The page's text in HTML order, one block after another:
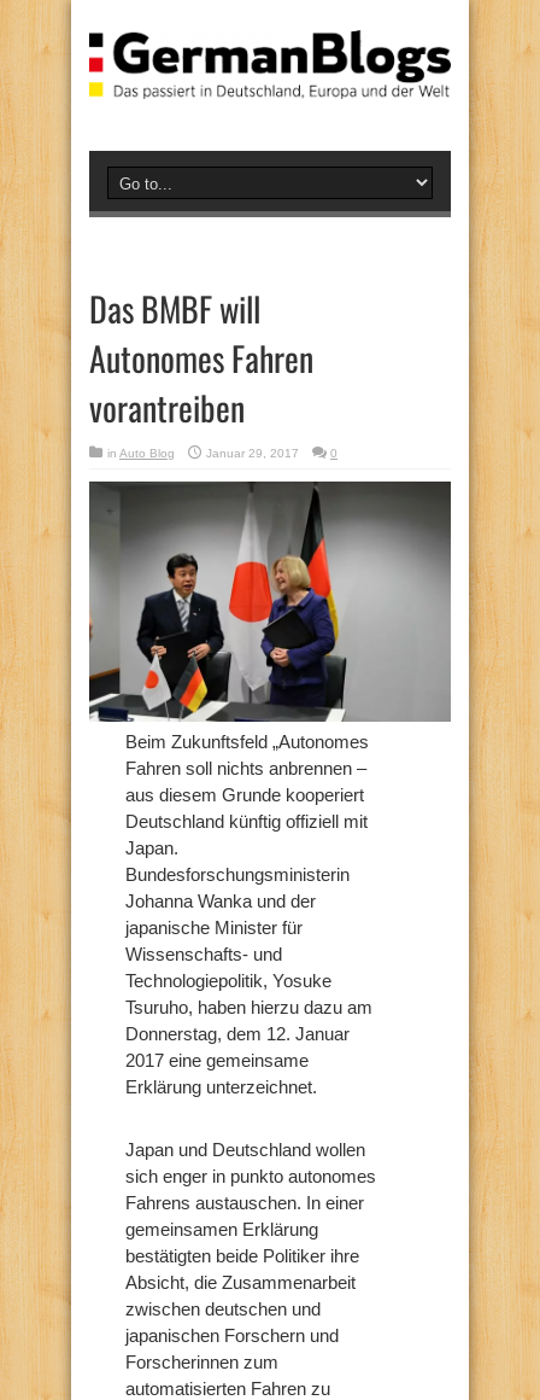
Das BMBF will
Autonomes Fahren
vorantreiben
in Auto Blog Januar 29, 2017 0
Beim Zukunftsfeld „Autonomes
Fahren soll nichts anbrennen –
aus diesem Grunde kooperiert
Deutschland künftig offiziell mit
Japan.
Bundesforschungsministerin
Johanna Wanka und der
japanische Minister für
Wissenschafts- und
Technologiepolitik, Yosuke
Tsuruho, haben hierzu dazu am
Donnerstag, dem 12. Januar
2017 eine gemeinsame
Erklärung unterzeichnet.
Japan und Deutschland wollen
sich enger in punkto autonomes
Fahrens austauschen. In einer
gemeinsamen Erklärung
bestätigten beide Politiker ihre
Absicht, die Zusammenarbeit
zwischen deutschen und
japanischen Forschern und
Forscherinnen zum
automatisierten Fahren zu